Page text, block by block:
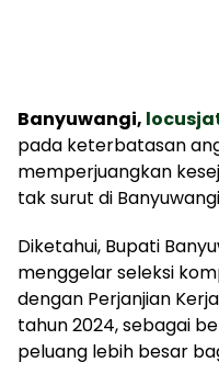
Banyuwangi,
pada keterbatasan
memperjuangkan
tak surut di
Diketahui, Bupati
menggelar seleksi
dengan Perjanjian
tahun 2024, sebagai
peluang lebih besar